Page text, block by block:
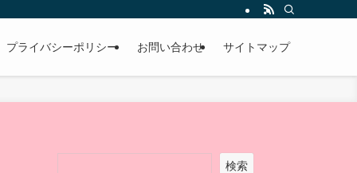
プライバシーポリシー お問い合わせ サイトマップ
検索